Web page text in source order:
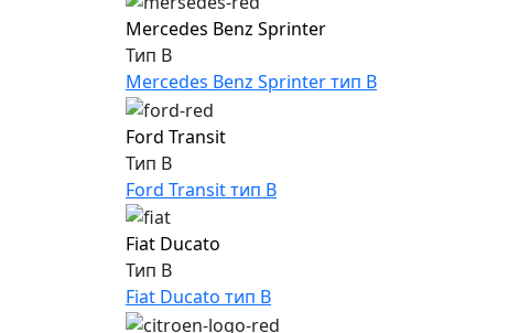
Mercedes Benz Sprinter
Тип B
Mercedes Benz Sprinter тип B
Ford Transit
Тип B
Ford Transit тип B
Fiat Ducato
Тип B
Fiat Ducato тип B